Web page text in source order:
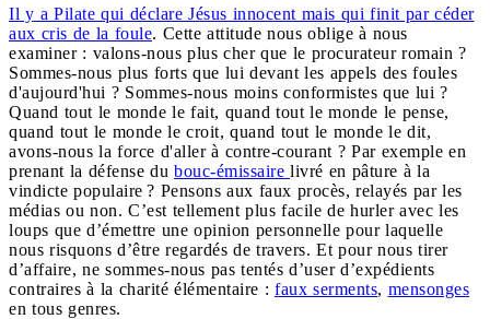
Il y a Pilate qui déclare Jésus innocent mais qui finit par céder
aux cris de la foule. Cette attitude nous oblige à nous
examiner : valons-nous plus cher que le procurateur romain ?
Sommes-nous plus forts que lui devant les appels des foules
d'aujourd'hui ? Sommes-nous moins conformistes que lui ?
Quand tout le monde le fait, quand tout le monde le pense,
quand tout le monde le croit, quand tout le monde le dit,
avons-nous la force d'aller à contre-courant ? Par exemple en
prenant la défense du bouc-émissaire livré en pâture à la
vindicte populaire ? Pensons aux faux procès, relayés par les
médias ou non. C’est tellement plus facile de hurler avec les
loups que d’émettre une opinion personnelle pour laquelle
nous risquons d’être regardés de travers. Et pour nous tirer
d’affaire, ne sommes-nous pas tentés d’user d’expédients
contraires à la charité élémentaire : faux serments, mensonges
en tous genres.